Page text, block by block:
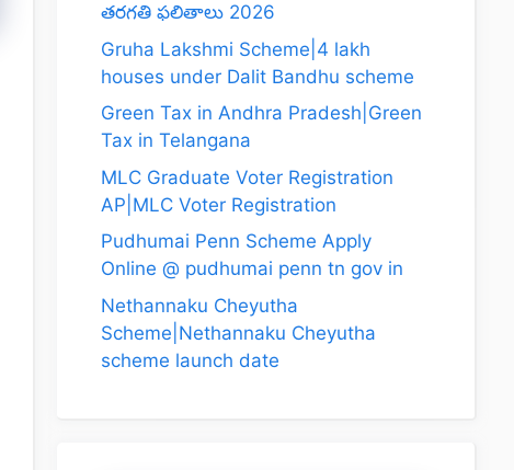
తరగతి ఫలితాలు 2026
Gruha Lakshmi Scheme|4 lakh
houses under Dalit Bandhu scheme
Green Tax in Andhra Pradesh|Green
Tax in Telangana
MLC Graduate Voter Registration
AP|MLC Voter Registration
Pudhumai Penn Scheme Apply
Online @ pudhumai penn tn gov in
Nethannaku Cheyutha
Scheme|Nethannaku Cheyutha
scheme launch date